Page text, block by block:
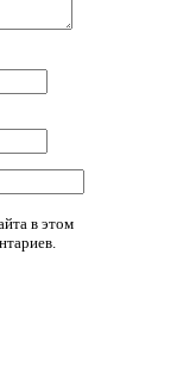
в этом